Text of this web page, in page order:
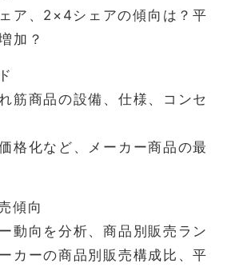
ア、2×4シェアの傾向は？平
加？
筋商品の設備、仕様、コンセ
格化など、メーカー商品の最
傾向
動向を分析、商品別販売ラン
カーの商品別販売構成比、平